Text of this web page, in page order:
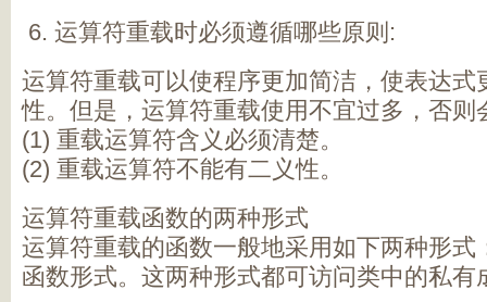
运算符重载时必须遵循哪些原则:
运算符重载可以使程序更加简洁，使表达式
性。但是，运算符重载使用不宜过多，否则
(1) 重载运算符含义必须清楚。
(2) 重载运算符不能有二义性。
运算符重载函数的两种形式
运算符重载的函数一般地采用如下两种形式
函数形式。这两种形式都可访问类中的私有